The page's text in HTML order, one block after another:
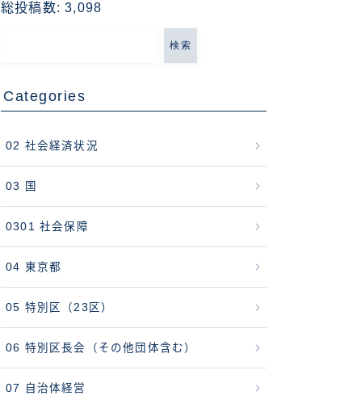
総投稿数:3,098
検索
Categories
02 社会経済状況
03 国
0301 社会保障
04 東京都
05 特別区（23区）
06 特別区長会（その他団体含む）
07 自治体経営